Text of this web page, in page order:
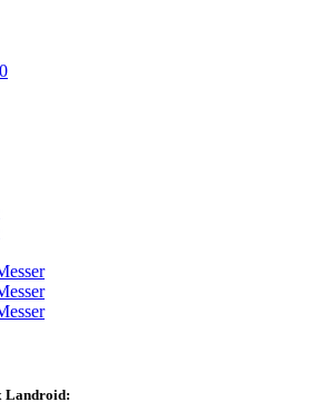
Landroid: